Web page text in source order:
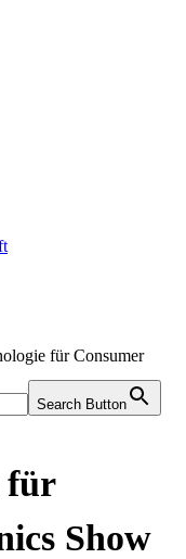
Search Button
für Consumer
für
Show